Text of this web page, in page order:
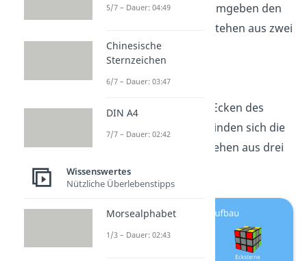
Die Kantensteine umgeben den
Mittelstein. Sie bestehen aus zwei
Farben.
Ecksteine
An den jeweiligen Ecken des
Zauberwürfels befinden sich die
Ecksteine. Sie bestehen aus drei
Farben.
5/7 – Dauer: 04:49
Chinesische
Sternzeichen
6/7 – Dauer: 03:47
DIN A4
7/7 – Dauer: 02:42
Wissenswertes
Nützliche Überlebenstipps
Morsealphabet
1/3 – Dauer: 02:43